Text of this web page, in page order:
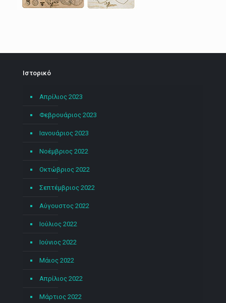
Ιστορικό
Απρίλιος 2023
Φεβρουάριος 2023
Ιανουάριος 2023
Νοέμβριος 2022
Οκτώβριος 2022
Σεπτέμβριος 2022
Αύγουστος 2022
Ιούλιος 2022
Ιούνιος 2022
Μάιος 2022
Απρίλιος 2022
Μάρτιος 2022